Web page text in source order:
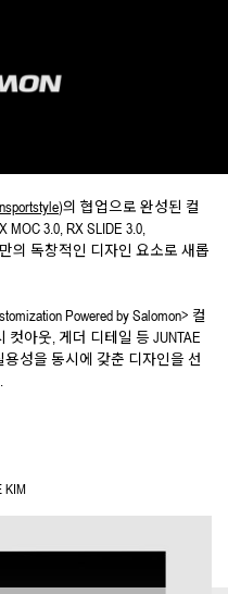
)의 협업으로 완성된 컬
3.0, RX SLIDE 3.0,
의 독창적인 디자인 요소로 새롭
Powered by Salomon> 컬
아웃, 게더 디테일 등 JUNTAE
성을 동시에 갖춘 디자인을 선